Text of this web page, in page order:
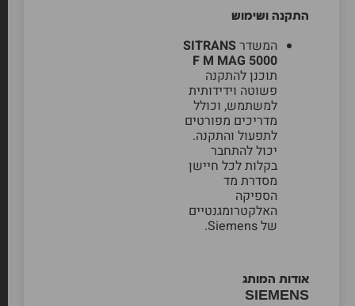
התקנה ושימוש
המשדרSITRANS
F M MAG 5000
תוכנן להתקנה
פשוטה וידידותית
למשתמש, וכולל
מדריכים מפורטים
לתפעול והתקנה.
יכול להתחבר
בקלות לכל חיישן
מסדרת מד
הספיקה
האלקטרומגנטיים
של Siemens.
אודות המותג
SIEMENS